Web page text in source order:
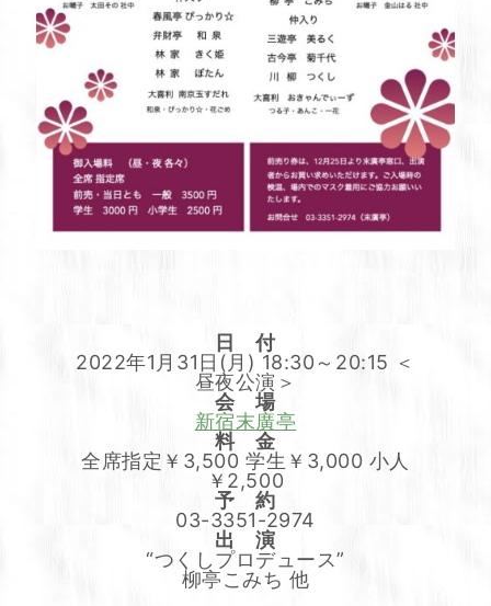
日 付
2022年1月31日(月) 18:30～20:15 ＜
昼夜公演＞
会 場
新宿末廣亭
料 金
全席指定￥3,500 学生￥3,000 小人
￥2,500
予 約
03-3351-2974
出 演
“つくしプロデュース”
柳亭こみち 他